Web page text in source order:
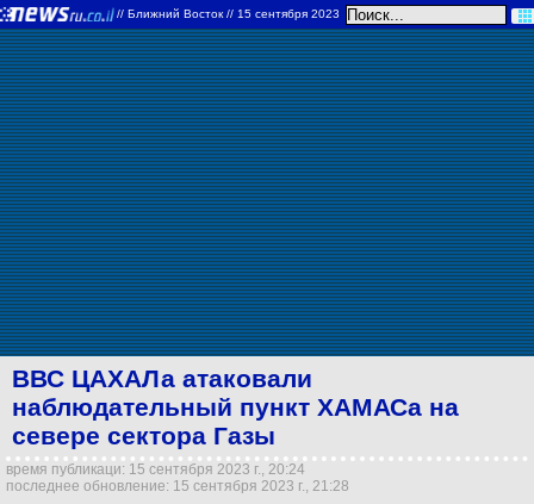
// Ближний Восток// 15 сентября 2023
ВВС ЦАХАЛа атаковали
наблюдательный пункт ХАМАСа на
севере сектора Газы
время публикаци: 15 сентября 2023 г., 20:24
последнее обновление: 15 сентября 2023 г., 21:28